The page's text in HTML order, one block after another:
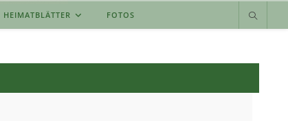
HEIMATBLÄTTER FOTOS